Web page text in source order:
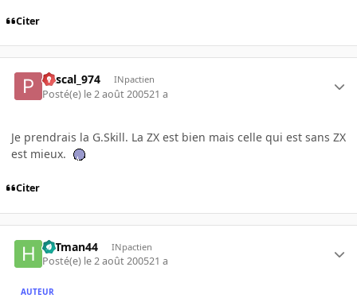
Citer
Pascal_974 INpactien
Posté(e) le 2 août 200521 a
Je prendrais la G.Skill. La ZX est bien mais celle qui est sans ZX
est mieux.
Citer
HITman44 INpactien
Posté(e) le 2 août 200521 a
AUTEUR